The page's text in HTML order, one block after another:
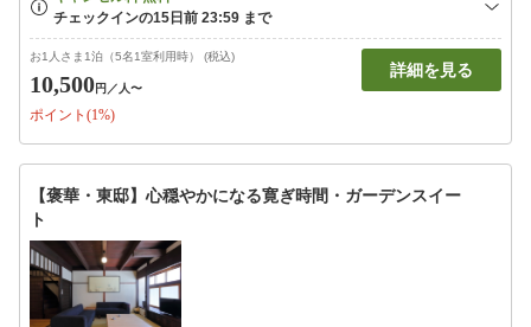
お1人さま1泊（5名1室利用時） (税込)
10,500円 ／人〜
ポイント(1%)
詳細を見る
【褒華・東邸】心穏やかになる寛ぎ時間・ガーデンスイー
ト